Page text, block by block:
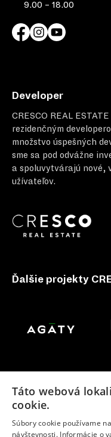
9.00 – 18.00
Developer
CRESCO REAL ESTATE
rezidenčným
množstvo úspešných
sme sa pod odvážne
a spoluvytvárajú nové,
užívateľov.
Ďalšie projekty
Táto webová
cookie.
Súbory cookie používame
návštevnosti. Informácie o